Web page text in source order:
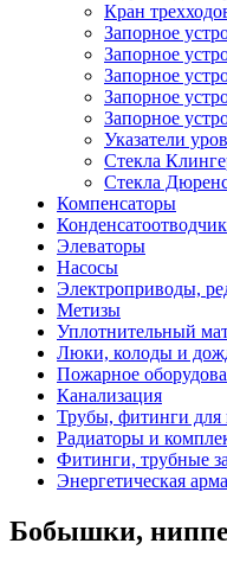
Кран
Запорное
Запорное
Запорное
Запорное
Запорное
Указатели
Стекла
Стекла
Компенсаторы
Элеваторы
Насосы
Электроприводы,
Метизы
Уплотнительный
Люки, колоды и
Пожарное
Канализация
Трубы, фитинги для
Радиаторы и
Фитинги, трубные
Энергетическая
Бобышки,